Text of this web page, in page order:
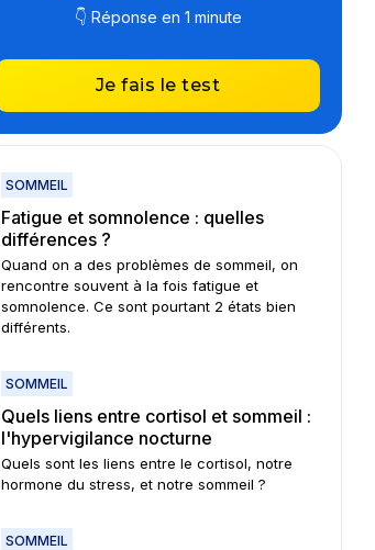
👇 Réponse en 1 minute
Je fais le test
SOMMEIL
Fatigue et somnolence : quelles
différences ?
Quand on a des problèmes de sommeil, on
rencontre souvent à la fois fatigue et
somnolence. Ce sont pourtant 2 états bien
différents.
SOMMEIL
Quels liens entre cortisol et sommeil :
l'hypervigilance nocturne
Quels sont les liens entre le cortisol, notre
hormone du stress, et notre sommeil ?
SOMMEIL